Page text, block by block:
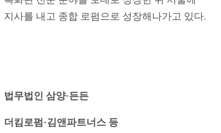
지사를 내고 종합 로펌으로 성장해나가고 있다.
법무법인 삼양·든든
더킴로펌·김앤파트너스 등